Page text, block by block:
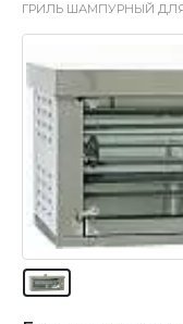
ГРИЛЬ ШАМПУРНЫЙ